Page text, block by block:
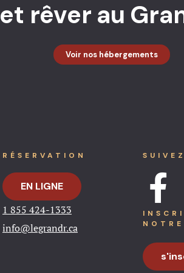
et rêver au
Voir nos hébergements
RÉSERVATION
EN LIGNE
1 855 424-1333​
info@legrandr.ca​